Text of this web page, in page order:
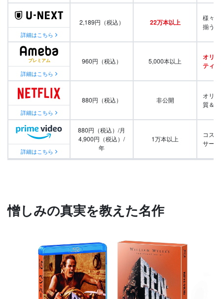
詳細はこちら
2,189円（税込） 22万本以上
様々
揃う
詳細はこちら
960円（税込） 5,000本以上
オリ
ティ
詳細はこちら
880円（税込） 非公開
オリ
質＆
詳細はこちら
880円（税込）/月
4,900円（税込）/
年
1万本以上
コス
サー
憎しみの真実を教えた名作